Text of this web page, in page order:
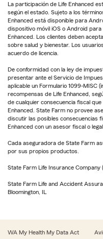
La participación de Life Enhanced
según el estado. Sujeto a los
Enhanced está disponible para
dispositivo móvil iOS o Android
Enhanced. Los clientes deben
sobre salud y bienestar. Los
acuerdo de licencia.
De conformidad con la ley de
presentar ante el Servicio de
aplicable un Formulario 1099-MISC
recompensas de Life Enhanced,
de cualquier consecuencia fiscal
Enhanced. State Farm no provee
discutir las posibles consecuencias
Enhanced con un asesor fiscal o legal.
Cada aseguradora de State Farm
por sus propios productos.
State Farm Life Insurance Company
State Farm Life and Accident
Bloomington, IL
WA My Health My Data Act